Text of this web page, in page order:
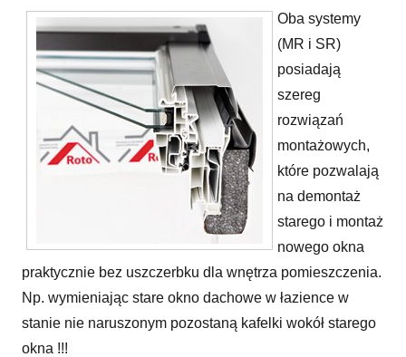
Oba systemy
(MR i SR)
posiadają
szereg
rozwiązań
montażowych,
które pozwalają
na demontaż
starego i montaż
nowego okna
praktycznie bez uszczerbku dla wnętrza pomieszczenia.
Np. wymieniając stare okno dachowe w łazience w
stanie nie naruszonym pozostaną kafelki wokół starego
okna !!!